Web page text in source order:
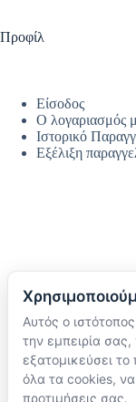
Προφίλ
Είσοδος
Ο λογαριασμός
Ιστορικό
Εξέλιξη
Ακολουθήστε μας
TikTok
Instagram
Facebook
Αυτός ο
την εμπειρία
εξατομικεύσει
όλα τα cookies, να
προτιμήσεις σας.